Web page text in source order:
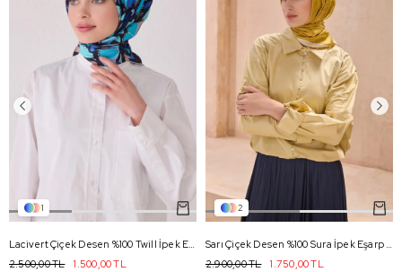
1
Lacivert Çiçek Desen %100 Twill İpek Eşarp 4049 - 81
1.500,00 TL
2.500,00 TL
2
Sarı Çiçek Desen %100 Sura İpek Eşarp 4128 - 31
1.750,00 TL
2.900,00 TL